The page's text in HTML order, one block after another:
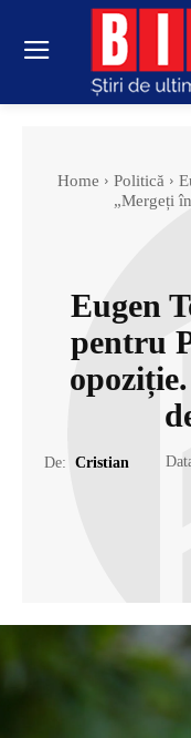
Home Politică
„Mergeți
Eugen
pentru
De: Cristian